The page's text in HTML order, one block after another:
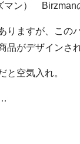
ン） Birzman
りますが、この
品がデザインさ
と空気入れ。